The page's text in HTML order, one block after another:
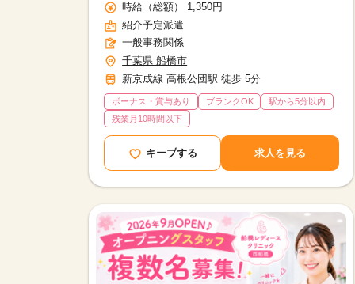
時給（総額） 1,350円
紹介予定派遣
一般事務関係
千葉県 船橋市
新京成線 高根公団駅 徒歩 5分
ボーナス・賞与あり ブランクOK
駅から5分以内
残業月10時間以下
キープする 求人を見る